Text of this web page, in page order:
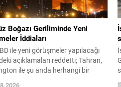
Boğazı Geriliminde Yeni
İddiaları
ile yeni görüşmeler yapılacağı
açıklamaları reddetti; Tahran,
ile şu anda herhangi bir
yürütülmediğini açıkladı.